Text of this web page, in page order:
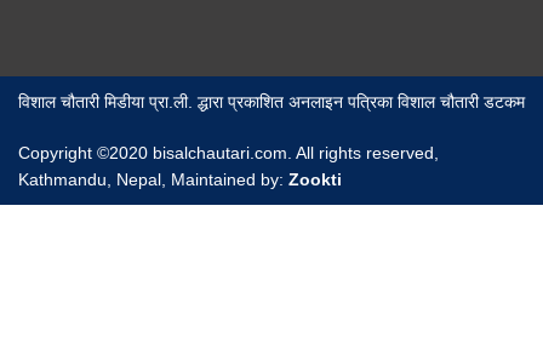
विशाल चौतारी मिडीया प्रा.ली. द्धारा प्रकाशित अनलाइन पत्रिका विशाल चौतारी डटकम
Copyright ©2020 bisalchautari.com. All rights reserved,
Kathmandu, Nepal, Maintained by: Zookti